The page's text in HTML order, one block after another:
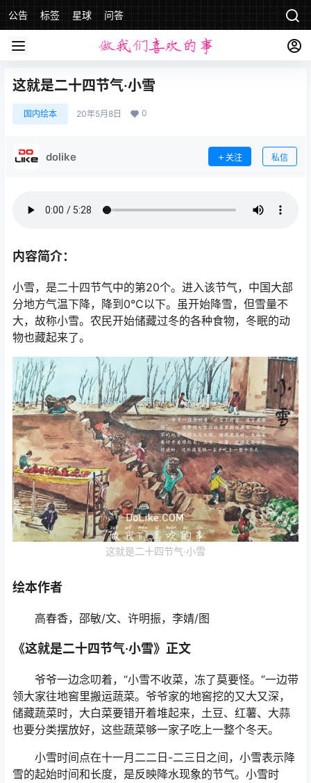
公告 标签 星球 问答
这就是二十四节气·小雪
国内绘本 20年5月8日 0
dolike 关注 私信
内容简介：
小雪，是二十四节气中的第20个。进入该节气，中国大部
分地方气温下降，降到0℃以下。虽开始降雪，但雪量不
大，故称小雪。农民开始储藏过冬的各种食物，冬眠的动
物也藏起来了。
这就是二十四节气·小雪
绘本作者
高春香，邵敏/文、许明振，李婧/图
《这就是二十四节气·小雪》正文
爷爷一边念叨着，“小雪不收菜，冻了莫要怪。”一边带
领大家往地窖里搬运蔬菜。爷爷家的地窖挖的又大又深，
储藏蔬菜时，大白菜要错开着堆起来，土豆、红薯、大蒜
也要分类摆放好，这些蔬菜够一家子吃上一整个冬天。
小雪时间点在十一月二二日-二三日之间，小雪表示降
雪的起始时间和长度，是反映降水现象的节气。小雪时